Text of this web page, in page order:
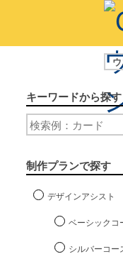
キーワードから探す
制作プランで探す
デザインアシスト
ベーシックコ
シルバーコー